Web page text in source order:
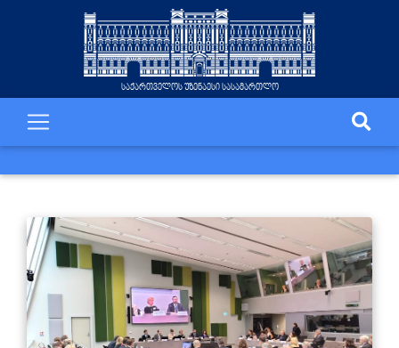
საქართველოს უზენაესი სასამართლო